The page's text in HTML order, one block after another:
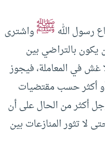
رسول اللهﷺواشترى
يكون بالتراضي بين
غش في المعاملة، فيجوز
أو أكثر حسب مقتضيات
أكثر من الحال على أن
لا تثور المنازعات بين